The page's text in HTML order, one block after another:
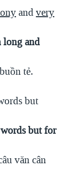
andvery
long and
tẻ.
but
but for
văn cân